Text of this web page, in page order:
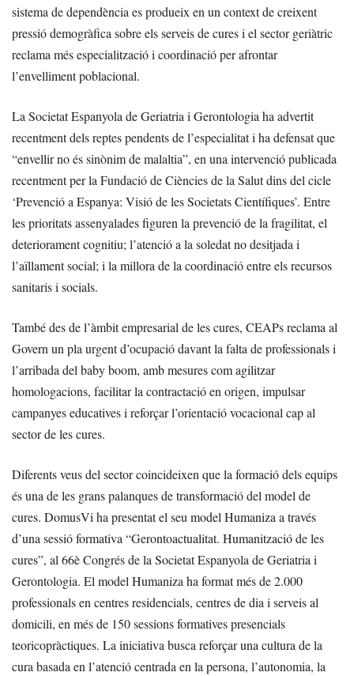
sistema de dependència es produeix en un context de creixent
pressió demogràfica sobre els serveis de cures i el sector geriàtric
reclama més especialització i coordinació per afrontar
l’envelliment poblacional.
La Societat Espanyola de Geriatria i Gerontologia ha advertit
recentment dels reptes pendents de l’especialitat i ha defensat que
“envellir no és sinònim de malaltia”, en una intervenció publicada
recentment per la Fundació de Ciències de la Salut dins del cicle
‘Prevenció a Espanya: Visió de les Societats Científiques’. Entre
les prioritats assenyalades figuren la prevenció de la fragilitat, el
deteriorament cognitiu; l’atenció a la soledat no desitjada i
l’aïllament social; i la millora de la coordinació entre els recursos
sanitaris i socials.
També des de l’àmbit empresarial de les cures, CEAPs reclama al
Govern un pla urgent d’ocupació davant la falta de professionals i
l’arribada del baby boom, amb mesures com agilitzar
homologacions, facilitar la contractació en origen, impulsar
campanyes educatives i reforçar l’orientació vocacional cap al
sector de les cures.
Diferents veus del sector coincideixen que la formació dels equips
és una de les grans palanques de transformació del model de
cures. DomusVi ha presentat el seu model Humaniza a través
d’una sessió formativa “Gerontoactualitat. Humanització de les
cures”, al 66è Congrés de la Societat Espanyola de Geriatria i
Gerontologia. El model Humaniza ha format més de 2.000
professionals en centres residencials, centres de dia i serveis al
domicili, en més de 150 sessions formatives presencials
teoricopràctiques. La iniciativa busca reforçar una cultura de la
cura basada en l’atenció centrada en la persona, l’autonomia, la